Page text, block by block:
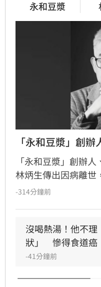
永和豆漿
「永和豆漿」創
「永和豆漿」創辦
林炳生傳出因病離世
本集團今（8）日發
-314分鐘前
沒喝熱湯！他不理
狀」　慘得食道癌
-41分鐘前